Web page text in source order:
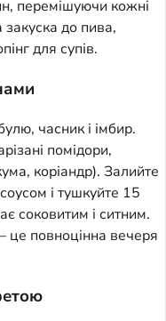
перемішуючи кожні
до пива,
для супів.
часник і імбир.
помідори,
коріандр). Залийте
і тушкуйте 15
соковитим і ситним.
повноцінна вечеря